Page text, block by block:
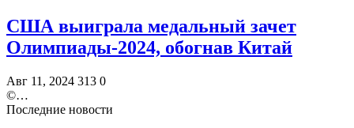
США выиграла медальный зачет
Олимпиады-2024, обогнав Китай
Авг 11, 2024 313 0
©️…
Последние новости